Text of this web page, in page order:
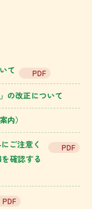
て PDF
の改正について
内）
ご注意く
確認する
PDF
PDF